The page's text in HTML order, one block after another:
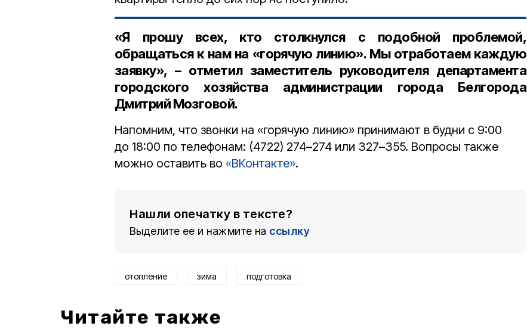
«Я прошу всех, кто столкнулся с подобной проблемой,
обращаться к нам на «горячую линию». Мы отработаем каждую
заявку», – отметилзаместитель руководителя департамента
городского хозяйства администрации города Белгорода
Дмитрий Мозговой.
Напомним, что звонки на «горячую линию» принимают в будни с 9:00
до 18:00 по телефонам: (4722) 274–274 или 327–355. Вопросы также
можно оставить во «ВКонтакте».
Нашли опечатку в тексте?
Выделите ее и нажмите на ссылку
отопление зима подготовка
Читайте также